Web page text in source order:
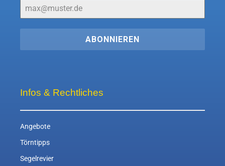
ABONNIEREN
Infos & Rechtliches
Angebote
Törntipps
Segelrevier